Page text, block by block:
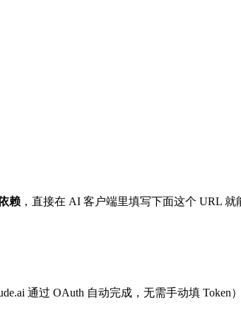
赖 ，直接在 AI 客户端里填写下面这个 URL 就
通过 OAuth 自动完成，无需手动填 Token）